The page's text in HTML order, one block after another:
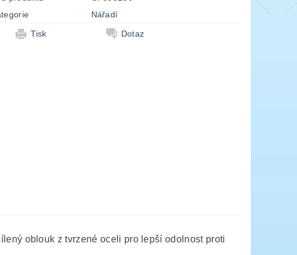
Nářadí
Tisk
Dotaz
oblouk z tvrzené oceli pro lepší odolnost proti